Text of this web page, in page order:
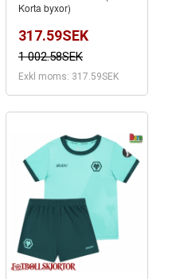
Korta byxor)
317.59SEK
1 002.58SEK
Exkl moms: 317.59SEK